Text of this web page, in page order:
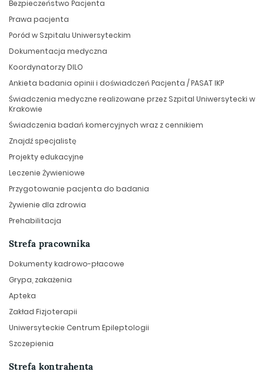
Bezpieczeństwo Pacjenta
Prawa pacjenta
Poród w Szpitalu Uniwersyteckim
Dokumentacja medyczna
Koordynatorzy DILO
Ankieta badania opinii i doświadczeń Pacjenta / PASAT IKP
Świadczenia medyczne realizowane przez Szpital Uniwersytecki w
Krakowie
Świadczenia badań komercyjnych wraz z cennikiem
Znajdź specjalistę
Projekty edukacyjne
Leczenie Żywieniowe
Przygotowanie pacjenta do badania
Żywienie dla zdrowia
Prehabilitacja
Strefa pracownika
Dokumenty kadrowo-płacowe
Grypa, zakażenia
Apteka
Zakład Fizjoterapii
Uniwersyteckie Centrum Epileptologii
Szczepienia
Strefa kontrahenta